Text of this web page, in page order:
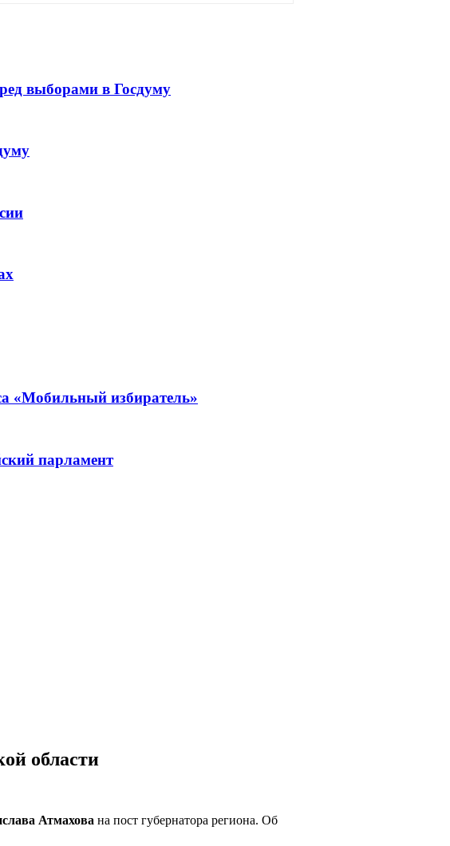
выборами в Госдуму
«Мобильный избиратель»
парламент
области
Атмахова на пост губернатора региона. Об